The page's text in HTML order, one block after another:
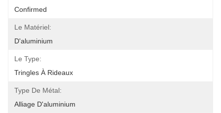
Confirmed
Le Matériel:
D'aluminium
Le Type:
Tringles À Rideaux
Type De Métal:
Alliage D'aluminium